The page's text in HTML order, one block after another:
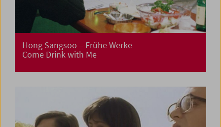
Hong Sangsoo – Frühe Werke
Come Drink with Me